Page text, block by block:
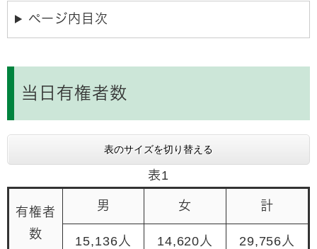
ページ内目次
当日有権者数
表のサイズを切り替える
表1
有権者
数
男 女 計
15,136人 14,620人 29,756人